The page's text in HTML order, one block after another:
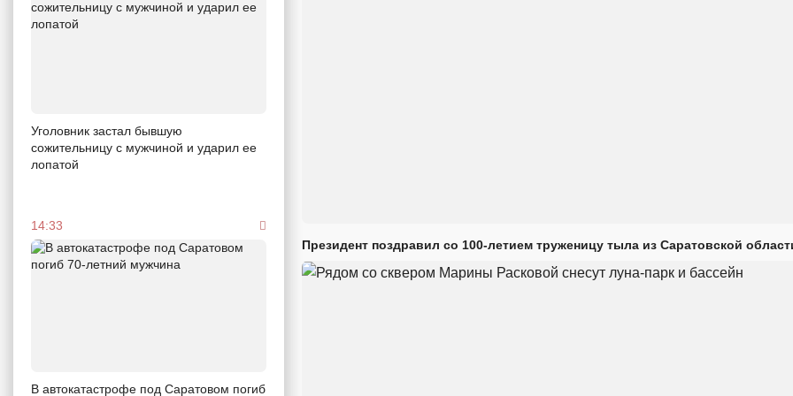
Уголовник застал бывшую
сожительницу с мужчиной и ударил ее
лопатой
14:33
В автокатастрофе под Саратовом погиб
Президент поздравил со 100-летием труженицу тыла из Саратовской